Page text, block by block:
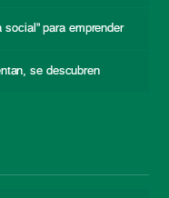
social” para emprender
se descubren